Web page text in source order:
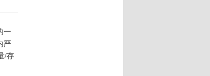
一
严
/存